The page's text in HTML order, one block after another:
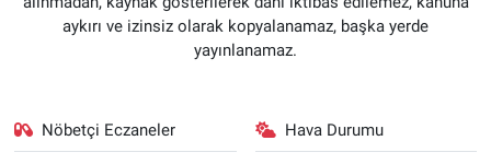
aykırı ve izinsiz olarak kopyalanamaz, başka yerde
yayınlanamaz.
Nöbetçi Eczaneler Hava Durumu